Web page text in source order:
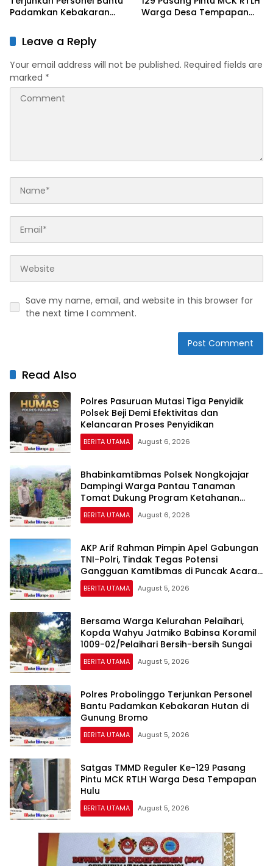
Padamkan Kebakaran
Warga Desa Tempapan
Leave a Reply
Your email address will not be published. Required fields are
marked *
Save my name, email, and website in this browser for
the next time I comment.
Read Also
Polres Pasuruan Mutasi Tiga Penyidik
Polsek Beji Demi Efektivitas dan
Kelancaran Proses Penyidikan
BERITA UTAMA August 6, 2026
Bhabinkamtibmas Polsek Nongkojajar
Dampingi Warga Pantau Tanaman
Tomat Dukung Program Ketahanan
Pangan Nasional
BERITA UTAMA August 6, 2026
AKP Arif Rahman Pimpin Apel Gabungan
TNI-Polri, Tindak Tegas Potensi
Gangguan Kamtibmas di Puncak Acara
Wong Bodho Sidowungu
BERITA UTAMA August 5, 2026
Bersama Warga Kelurahan Pelaihari,
Kopda Wahyu Jatmiko Babinsa Koramil
1009-02/Pelaihari Bersih-bersih Sungai
BERITA UTAMA August 5, 2026
Polres Probolinggo Terjunkan Personel
Bantu Padamkan Kebakaran Hutan di
Gunung Bromo
BERITA UTAMA August 5, 2026
Satgas TMMD Reguler Ke-129 Pasang
Pintu MCK RTLH Warga Desa Tempapan
Hulu
BERITA UTAMA August 5, 2026